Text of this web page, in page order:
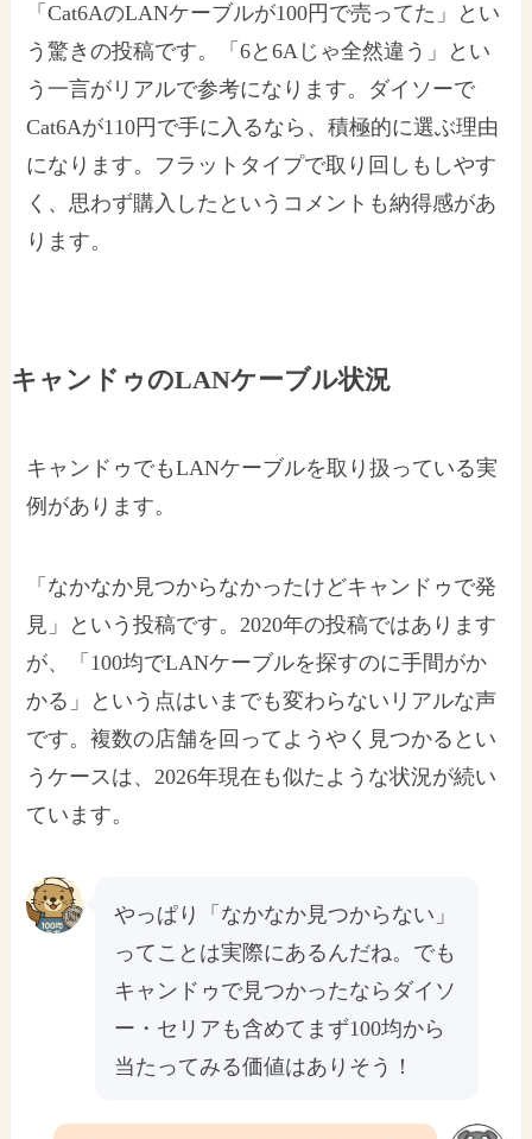
「Cat6AのLANケーブルが100円で売ってた」とい
う驚きの投稿です。「6と6Aじゃ全然違う」とい
う一言がリアルで参考になります。ダイソーで
Cat6Aが110円で手に入るなら、積極的に選ぶ理由
になります。フラットタイプで取り回しもしやす
く、思わず購入したというコメントも納得感があ
ります。
キャンドゥのLANケーブル状況
キャンドゥでもLANケーブルを取り扱っている実
例があります。
「なかなか見つからなかったけどキャンドゥで発
見」という投稿です。2020年の投稿ではあります
が、「100均でLANケーブルを探すのに手間がか
かる」という点はいまでも変わらないリアルな声
です。複数の店舗を回ってようやく見つかるとい
うケースは、2026年現在も似たような状況が続い
ています。
やっぱり「なかなか見つからない」
ってことは実際にあるんだね。でも
キャンドゥで見つかったならダイソ
ー・セリアも含めてまず100均から
当たってみる価値はありそう！